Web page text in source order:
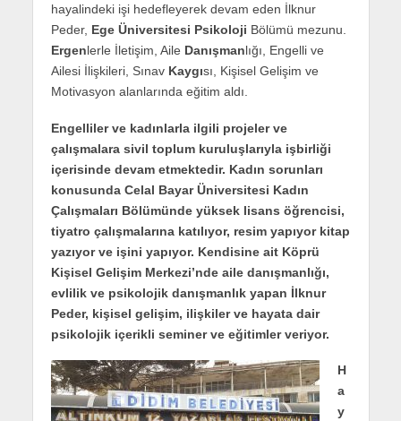
hayalindeki işi hedefleyerek devam eden İlknur
Peder, Ege Üniversitesi Psikoloji Bölümü mezunu.
Ergenlerle İletişim, Aile Danışmanlığı, Engelli ve
Ailesi İlişkileri, Sınav Kaygısı, Kişisel Gelişim ve
Motivasyon alanlarında eğitim aldı.
Engelliler ve kadınlarla ilgili projeler ve
çalışmalara sivil toplum kuruluşlarıyla işbirliği
içerisinde devam etmektedir. Kadın sorunları
konusunda Celal Bayar Üniversitesi Kadın
Çalışmaları Bölümünde yüksek lisans öğrencisi,
tiyatro çalışmalarına katılıyor, resim yapıyor kitap
yazıyor ve işini yapıyor. Kendisine ait Köprü
Kişisel Gelişim Merkezi’nde aile danışmanlığı,
evlilik ve psikolojik danışmanlık yapan İlknur
Peder, kişisel gelişim, ilişkiler ve hayata dair
psikolojik içerikli seminer ve eğitimler veriyor.
H
a
y